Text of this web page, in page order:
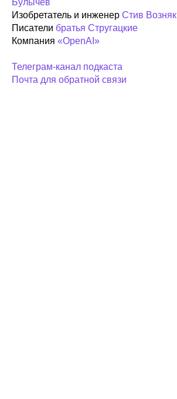
Изобретатель и инженер Стив Возняк
Писатели братья Стругацкие
Компания «OpenAI»
Телеграм-канал подкаста
Почта для обратной связи